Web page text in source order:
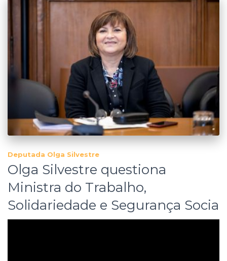
Deputada Olga Silvestre
Olga Silvestre questiona
Ministra do Trabalho,
Solidariedade e Segurança Socia